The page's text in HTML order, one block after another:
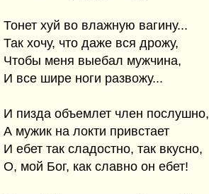
Тонет хуй во влажную вагину...
Так хочу, что даже вся дрожу,
Чтобы меня выебал мужчина,
И все шире ноги развожу...
И пизда объемлет член послушно,
А мужик на локти привстает
И ебет так сладостно, так вкусно,
О, мой Бог, как славно он ебет!